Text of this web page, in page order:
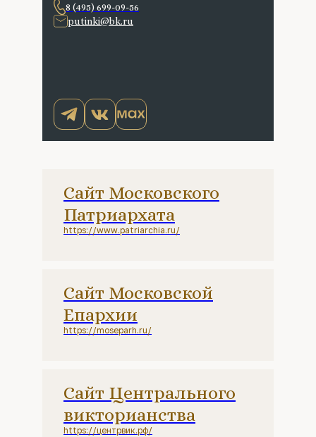
8 (495) 699-09-56
putinki@bk.ru
Сайт Центрального
викторианства
https://центрвик.рф/
Сайт Московской
Епархии
https://moseparh.ru/
Сайт Московского
Патриархата
https://www.patriarchia.ru/